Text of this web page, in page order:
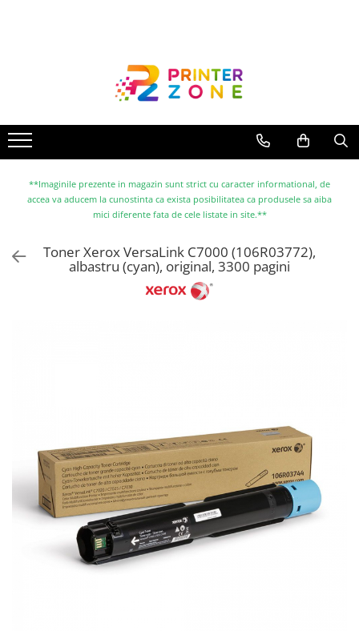
Imprimante cu jet
Multifunctionale laser
Multifunctionale cu jet
Imprimante etichete
Scanere
Drum unit
Capete imprimare
Cartuse inkjet si cerneala
Hartie
**Imaginile prezente in magazin sunt strict cu caracter informational, de
accea va aducem la cunostinta ca exista posibilitatea ca produsele sa aiba
mici diferente fata de cele listate in site.**
Toner Xerox VersaLink C7000 (106R03772),
albastru (cyan), original, 3300 pagini